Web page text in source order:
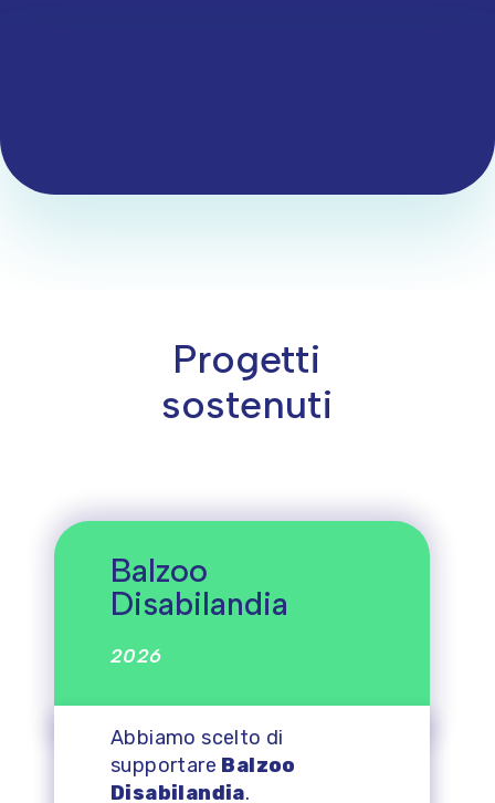
Progetti
sostenuti
Balzoo
Disabilandia
2026
Abbiamo scelto di
supportare Balzoo
Disabilandia.